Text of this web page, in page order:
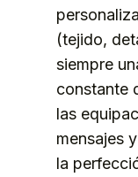
(tejido,
siempre
constante
las
mensajes
la